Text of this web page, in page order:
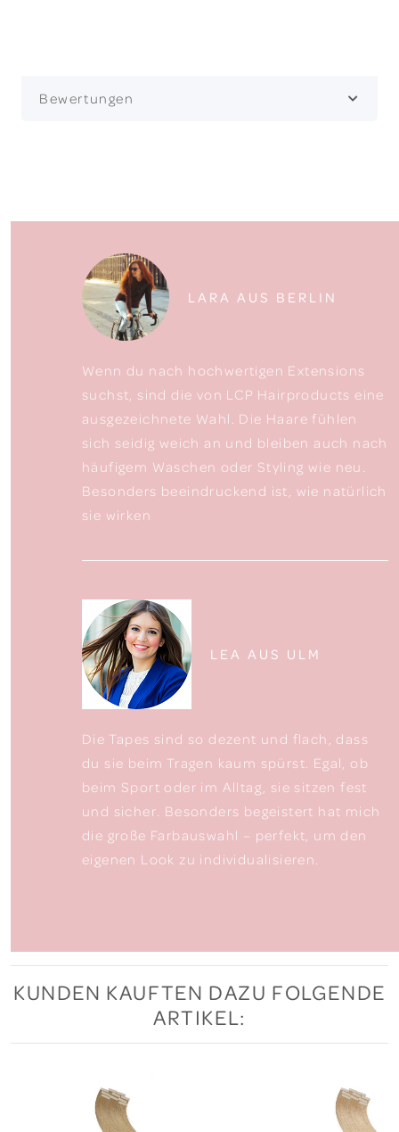
Bewertungen
LARA AUS BERLIN
Wenn du nach hochwertigen Extensions
suchst, sind die von LCP Hairproducts eine
ausgezeichnete Wahl. Die Haare fühlen
sich seidig weich an und bleiben auch nach
häufigem Waschen oder Styling wie neu.
Besonders beeindruckend ist, wie natürlich
sie wirken
LEA AUS ULM
Die Tapes sind so dezent und flach, dass
du sie beim Tragen kaum spürst. Egal, ob
beim Sport oder im Alltag, sie sitzen fest
und sicher. Besonders begeistert hat mich
die große Farbauswahl – perfekt, um den
eigenen Look zu individualisieren.
KUNDEN KAUFTEN DAZU FOLGENDE
ARTIKEL: